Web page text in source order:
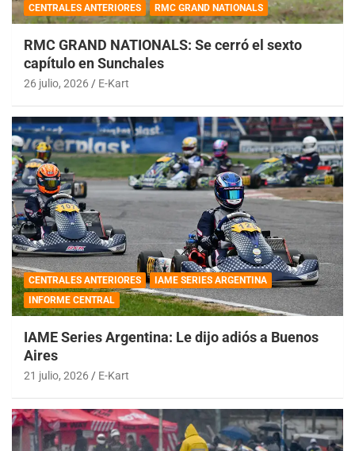
CENTRALES ANTERIORES RMC GRAND NATIONALS
RMC GRAND NATIONALS: Se cerró el sexto
capítulo en Sunchales
26 julio, 2026 E-Kart
CENTRALES ANTERIORES
IAME SERIES ARGENTINA
INFORME CENTRAL
IAME Series Argentina: Le dijo adiós a Buenos
Aires
21 julio, 2026 E-Kart